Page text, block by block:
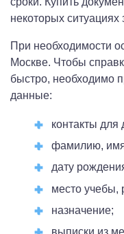
некоторых ситуациях
При необходимости
Москве. Чтобы
быстро, необходимо
данные:
контакты для
фамилию,
дату
место учебы,
назначение;
выписки из